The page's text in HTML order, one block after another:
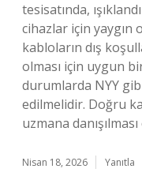
tesisatında,
cihazlar için yaygın
kabloların dış
olması için uygun
durumlarda NYY
edilmelidir. Doğru
uzmana
Nisan 18, 2026 Yanıtla